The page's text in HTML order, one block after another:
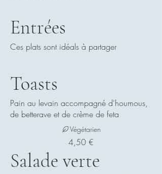
Entrées
Ces plats sont idéals à partager
Toasts
Pain au levain accompagné d'houmous,
de betterave et de crème de feta
4,50 €
Végétarien
Salade verte